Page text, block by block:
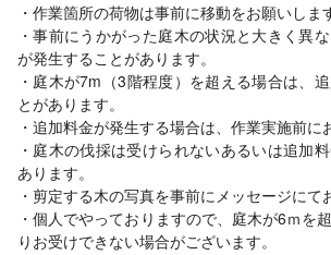
・作業箇所の荷物は事前に移動をお願いしま
・事前にうかがった庭木の状況と大きく異
が発生することがあります。
・庭木が7m（3階程度）を超える場合は、
とがあります。
・追加料金が発生する場合は、作業実施前に
・庭木の伐採は受けられないあるいは追加
あります。
・剪定する木の写真を事前にメッセージにて
・個人でやっておりますので、庭木が6ｍを
りお受けできない場合がございます。